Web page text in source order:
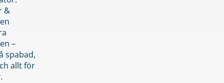
&
–
spabad,
allt för